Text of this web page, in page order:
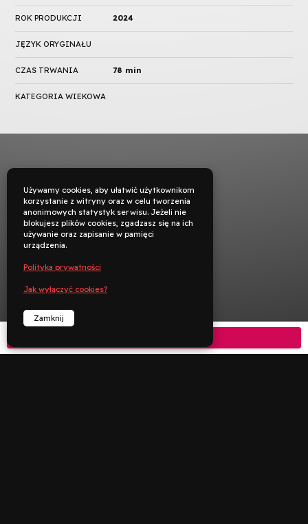
ROK PRODUKCJI 2024
JĘZYK ORYGINAŁU
CZAS TRWANIA 78 min
KATEGORIA WIEKOWA
Używamy cookies, aby ułatwić użytkownikom
korzystanie z witryny oraz w celu tworzenia
anonimowych statystyk serwisu. Jeżeli nie
blokujesz plików cookies, zgadzasz się na ich
używanie oraz zapisanie w pamięci
urządzenia.
Polityka prywatności
Jak wyłączyć cookies?
Zamknij